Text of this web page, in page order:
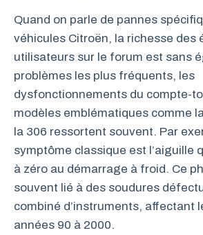
Quand on parle de pannes
véhicules Citroën, la richesse des
utilisateurs sur le forum est sans
problèmes les plus fréquents, les
dysfonctionnements du compte-
modèles emblématiques comme
la 306 ressortent souvent. Par
symptôme classique est l’aiguille
à zéro au démarrage à froid. Ce
souvent lié à des soudures
combiné d’instruments, affectant
années 90 à 2000.